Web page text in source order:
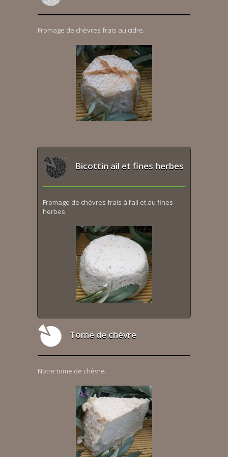
Fromage de chèvres frais au cidre.
Bicottin ail et fines herbes
Fromage de chèvres frais à l’ail et au fines
herbes.
Tome de chèvre
Notre tome de chèvre.